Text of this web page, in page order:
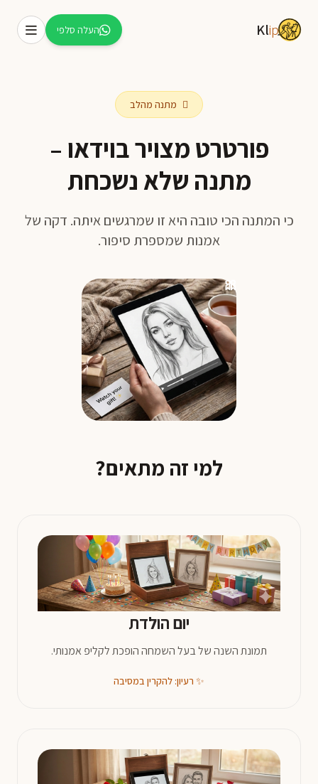
Klip העלה סלפי
מתנה מהלב
פורטרט מצויר בוידאו –
מתנה שלא נשכחת
כי המתנה הכי טובה היא זו שמרגשים איתה. דקה של
אמנות שמספרת סיפור.
🎀
למי זה מתאים?
יום הולדת
תמונת השנה של בעל השמחה הופכת לקליפ אמנותי.
✨ רעיון: להקרין במסיבה